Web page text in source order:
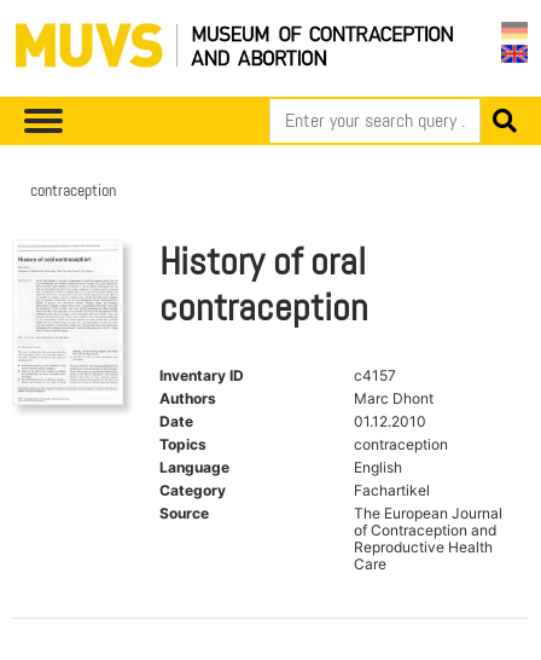
contraception
History of oral
contraception
Inventary ID
c4157
Authors
Marc Dhont
Date
01.12.2010
Topics
contraception
Language
English
Category
Fachartikel
Source
The European Journal
of Contraception and
Reproductive Health
Care